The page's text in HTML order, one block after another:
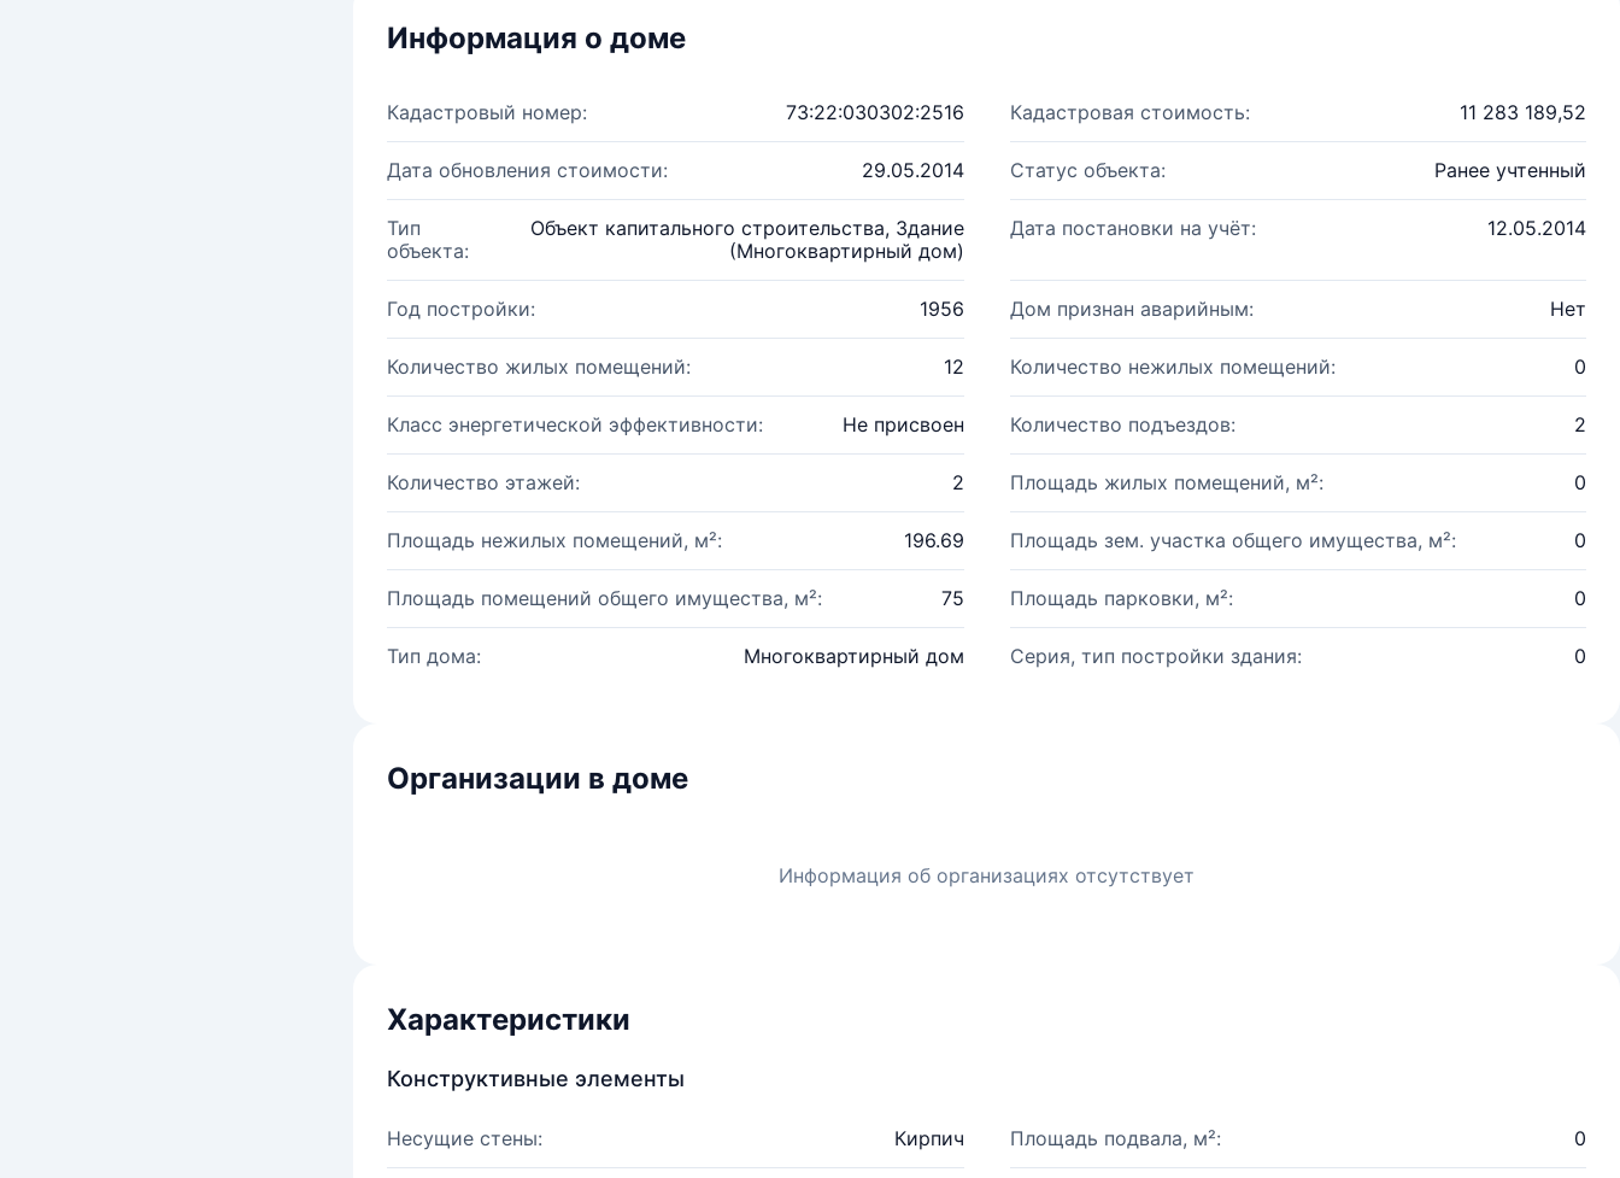
Информация о доме
Кадастровый номер: 73:22:030302:2516 Кадастровая стоимость: 11 283 189,52
Дата обновления стоимости: 29.05.2014 Статус объекта: Ранее учтенный
Тип
объекта:
Объект капитального строительства, Здание
(Многоквартирный дом)
Дата постановки на учёт: 12.05.2014
Год постройки: 1956 Дом признан аварийным: Нет
Количество жилых помещений: 12 Количество нежилых помещений: 0
Класс энергетической эффективности: Не присвоен Количество подъездов: 2
Количество этажей: 2 Площадь жилых помещений, м²: 0
Площадь нежилых помещений, м²: 196.69 Площадь зем. участка общего имущества, м²: 0
Площадь помещений общего имущества, м²: 75 Площадь парковки, м²: 0
Тип дома: Многоквартирный дом Серия, тип постройки здания: 0
Организации в доме
Информация об организациях отсутствует
Характеристики
Конструктивные элементы
Несущие стены: Кирпич Площадь подвала, м²: 0